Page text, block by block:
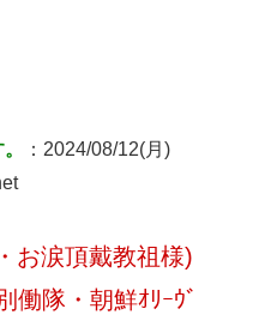
：2024/08/12(月)
お涙頂戴教祖様)
働隊・朝鮮ｵﾘｰｳﾞ